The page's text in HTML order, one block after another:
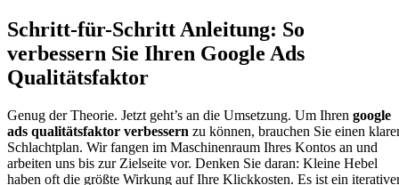
Schritt-für-Schritt Anleitung: So
verbessern Sie Ihren Google Ads
Qualitätsfaktor
Genug der Theorie. Jetzt geht’s an die Umsetzung. Um Ihren google
ads qualitätsfaktor verbessern zu können, brauchen Sie einen
Schlachtplan. Wir fangen im Maschinenraum Ihres Kontos an und
arbeiten uns bis zur Zielseite vor. Denken Sie daran: Kleine Hebel
haben oft die größte Wirkung auf Ihre Klickkosten. Es ist ein